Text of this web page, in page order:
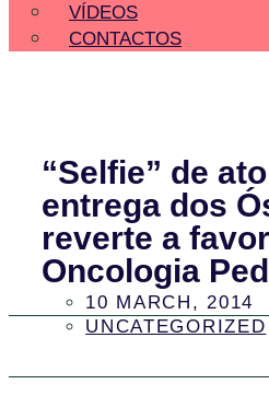
VÍDEOS
CONTACTOS
“Selfie” de
entrega dos
reverte a
Oncologia
10 MARCH, 2014
UNCATEGORIZED